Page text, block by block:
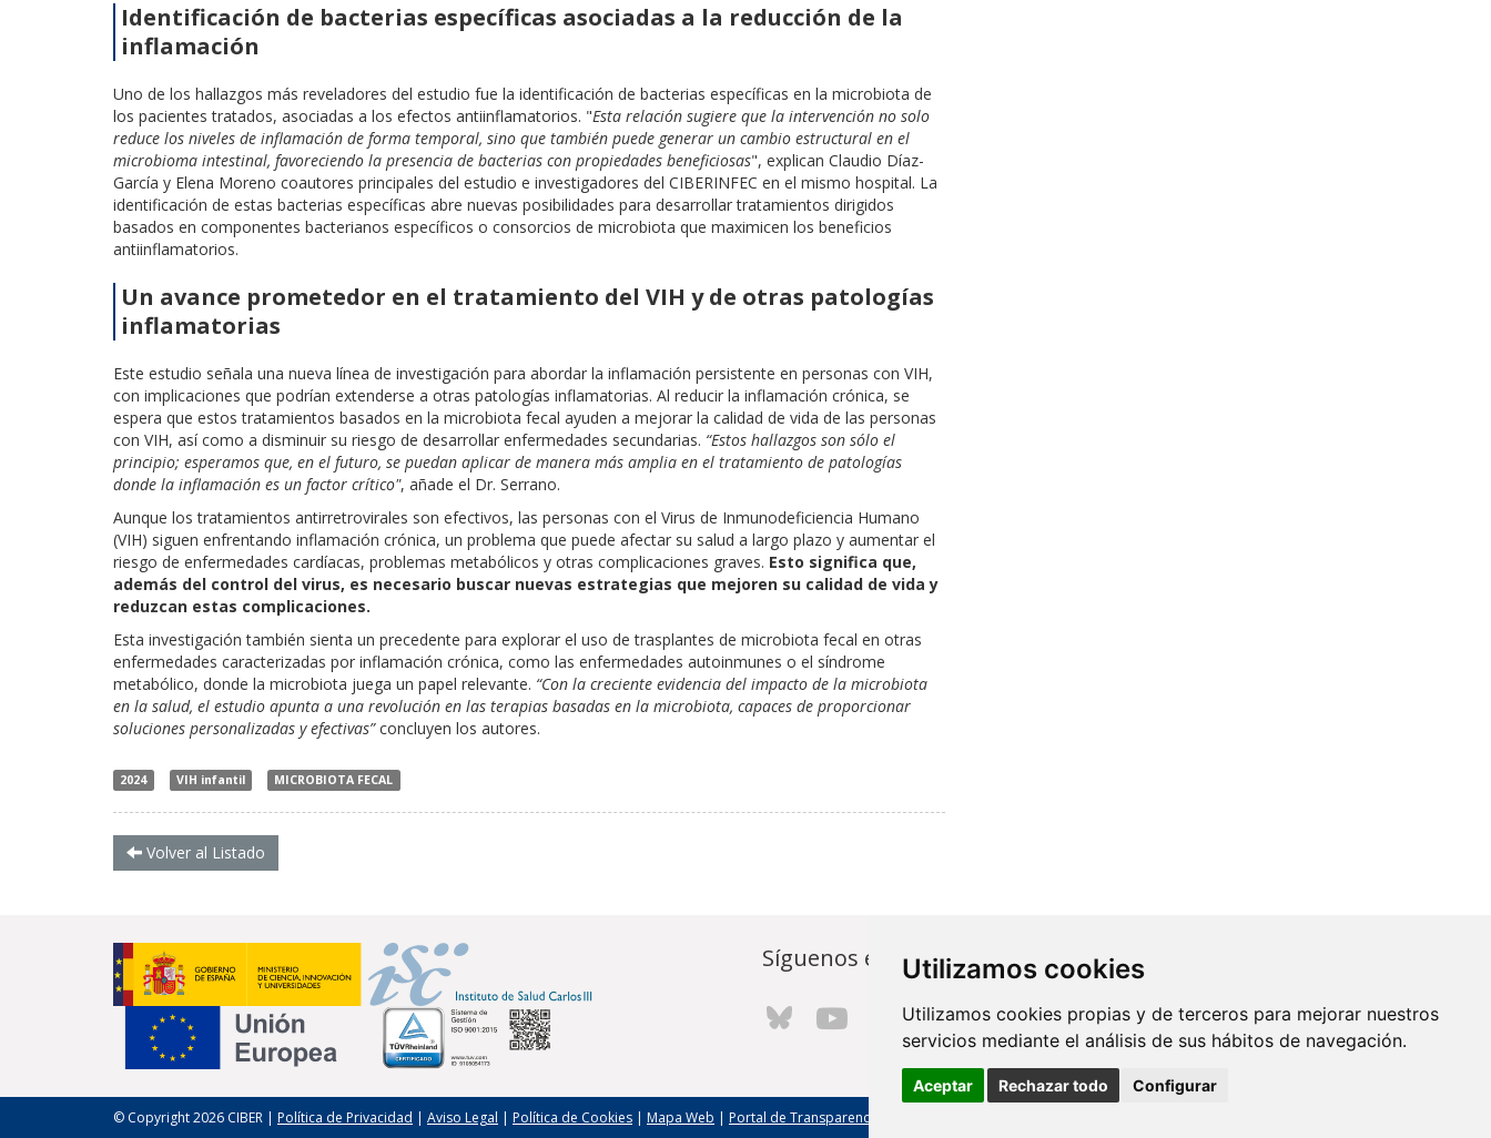
Utilizamos cookies
Utilizamos cookies propias y de terceros para mejorar nuestros
servicios mediante el análisis de sus hábitos de navegación.
Aceptar Rechazar todo Configurar
Identificación de bacterias específicas asociadas a la reducción de la
inflamación
Uno de los hallazgos más reveladores del estudio fue la identificación de bacterias específicas en la microbiota de
los pacientes tratados, asociadas a los efectos antiinflamatorios. "Esta relación sugiere que la intervención no solo
reduce los niveles de inflamación de forma temporal, sino que también puede generar un cambio estructural en el
microbioma intestinal, favoreciendo la presencia de bacterias con propiedades beneficiosas", explican Claudio Díaz-
García y Elena Moreno coautores principales del estudio e investigadores del CIBERINFEC en el mismo hospital. La
identificación de estas bacterias específicas abre nuevas posibilidades para desarrollar tratamientos dirigidos
basados en componentes bacterianos específicos o consorcios de microbiota que maximicen los beneficios
antiinflamatorios.
Un avance prometedor en el tratamiento del VIH y de otras patologías
inflamatorias
Este estudio señala una nueva línea de investigación para abordar la inflamación persistente en personas con VIH,
con implicaciones que podrían extenderse a otras patologías inflamatorias. Al reducir la inflamación crónica, se
espera que estos tratamientos basados en la microbiota fecal ayuden a mejorar la calidad de vida de las personas
con VIH, así como a disminuir su riesgo de desarrollar enfermedades secundarias. “Estos hallazgos son sólo el
principio; esperamos que, en el futuro, se puedan aplicar de manera más amplia en el tratamiento de patologías
donde la inflamación es un factor crítico", añade el Dr. Serrano.
Aunque los tratamientos antirretrovirales son efectivos, las personas con el Virus de Inmunodeficiencia Humano
(VIH) siguen enfrentando inflamación crónica, un problema que puede afectar su salud a largo plazo y aumentar el
riesgo de enfermedades cardíacas, problemas metabólicos y otras complicaciones graves. Esto significa que,
además del control del virus, es necesario buscar nuevas estrategias que mejoren su calidad de vida y
reduzcan estas complicaciones.
Esta investigación también sienta un precedente para explorar el uso de trasplantes de microbiota fecal en otras
enfermedades caracterizadas por inflamación crónica, como las enfermedades autoinmunes o el síndrome
metabólico, donde la microbiota juega un papel relevante. “Con la creciente evidencia del impacto de la microbiota
en la salud, el estudio apunta a una revolución en las terapias basadas en la microbiota, capaces de proporcionar
soluciones personalizadas y efectivas”concluyen los autores.
2024 VIH infantil MICROBIOTA FECAL
Volver al Listado
Síguenos en... Contacto
Av. Monforte de Lemos, 3-5. Pabellón
11. Planta 0 28029 Madrid
info@ciberisciii.es
© Copyright 2026 CIBER | Política de Privacidad | Aviso Legal | Política de Cookies | Mapa Web | Portal de Transparencia